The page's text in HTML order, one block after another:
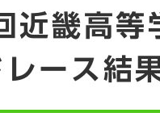
近畿高等
レース結